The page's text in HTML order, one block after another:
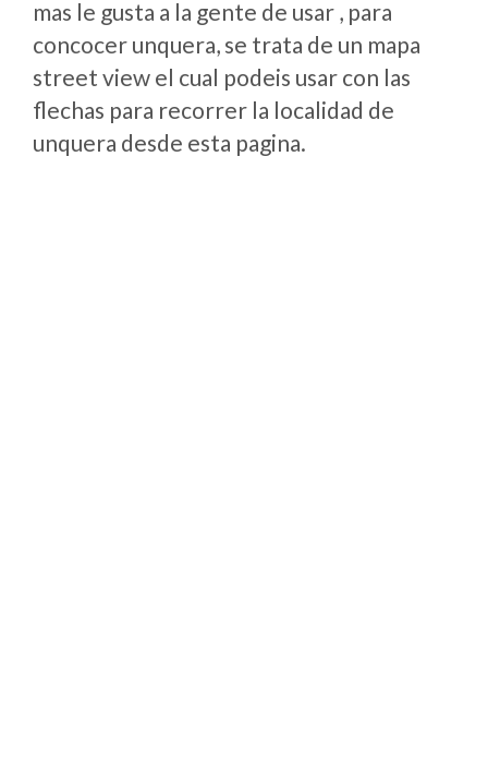
mas le gusta a la gente de usar , para
concocer unquera, se trata de un mapa
street view el cual podeis usar con las
flechas para recorrer la localidad de
unquera desde esta pagina.